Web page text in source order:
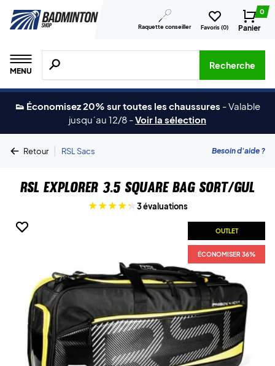
Raquette conseiller Favoris (0)
0
Panier
MENU
Recherche de produits, de marques, etc.
Recherche
👟 Économisez 20% sur toutes les chaussures -Valable
jusqu´au 12/8 -Voir la sélection
Retour | RSL Sacs Besoin d'aide ?
RSL Explorer 3.5 Square Bag Sort/Gul
3 évaluations
OUTLET
ÉCONOMISER 36%
OUTLET
ÉCONOMISER 36%